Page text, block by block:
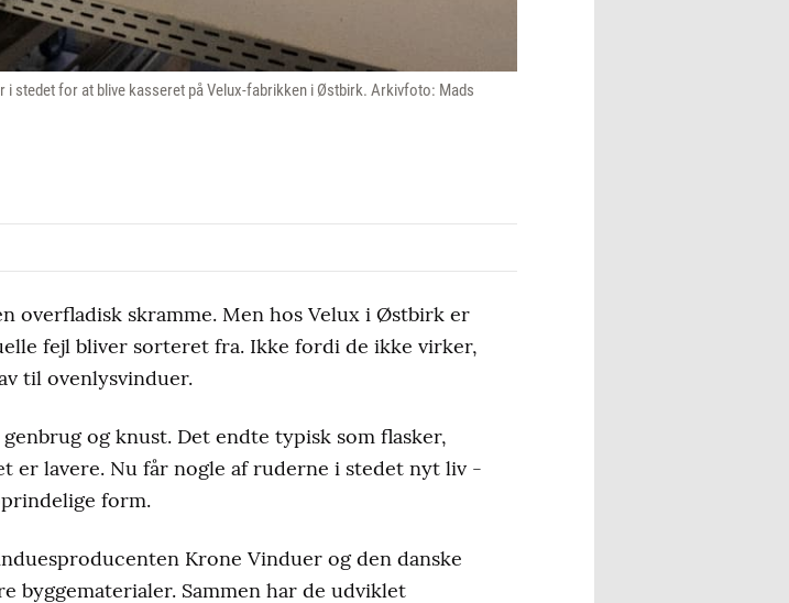
i stedet for at blive kasseret på Velux-fabrikken i Østbirk. Arkivfoto: Mads
overfladisk skramme. Men hos Velux i Østbirk er
fejl bliver sorteret fra. Ikke fordi de ikke virker,
til ovenlysvinduer.
og knust. Det endte typisk som flasker,
er lavere. Nu får nogle af ruderne i stedet nyt liv -
form.
Krone Vinduer og den danske
byggematerialer. Sammen har de udviklet